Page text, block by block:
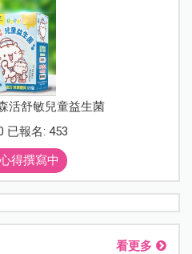
活舒敏兒童益生菌
已報名: 453
得撰寫中
看更多